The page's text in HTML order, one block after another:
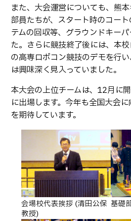
また、大会運営についても、熊
部員たちが、スタート時のコー
テムの回収等、グラウンドキー
た。さらに競技終了後には、本
の高専ロボコン競技のデモを行
は興味深く見入っていました。
本大会の上位チームは、12月に
に出場します。今年も全国大会
を期待しています。
会場校代表挨拶 (清田公保
教授)
基礎
転職・Uターン就職
お
在校生・保護者の方へ
卒業生の方へ